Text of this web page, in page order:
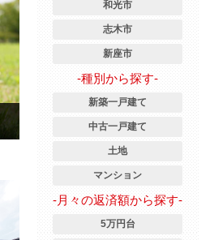
和光市
志木市
新座市
-種別から探す-
新築一戸建て
中古一戸建て
土地
マンション
-月々の返済額から探す-
5万円台